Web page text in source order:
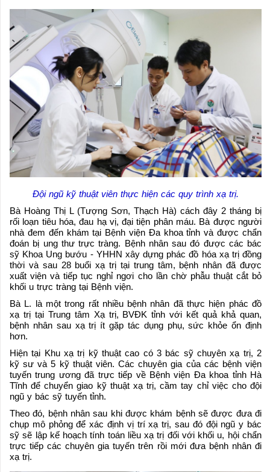
Đội ngũ kỹ thuật viên thực hiện các quy trình xạ trị.
Bà Hoàng Thị L (Tượng Sơn, Thạch Hà) cách đây 2 tháng bị
rối loạn tiêu hóa, đau hạ vị, đại tiện phân máu. Bà được người
nhà đem đến khám tại Bệnh viện Đa khoa tỉnh và được chẩn
đoán bị ung thư trực tràng. Bệnh nhân sau đó được các bác
sỹ Khoa Ung bướu - YHHN xây dựng phác đồ hóa xạ trị đồng
thời và sau 28 buổi xạ trị tại trung tâm, bệnh nhân đã được
xuất viện và tiếp tục nghỉ ngơi cho lần chờ phẫu thuật cắt bỏ
khối u trực tràng tại Bệnh viện.
Bà L. là một trong rất nhiều bệnh nhân đã thực hiện phác đồ
xạ trị tại Trung tâm Xạ trị, BVĐK tỉnh với kết quả khả quan,
bệnh nhân sau xạ trị ít gặp tác dụng phụ, sức khỏe ổn định
hơn.
Hiện tại Khu xạ trị kỹ thuật cao có 3 bác sỹ chuyên xạ trị, 2
kỹ sư và 5 kỹ thuật viên. Các chuyên gia của các bệnh viện
tuyến trung ương đã trực tiếp về Bệnh viện Đa khoa tỉnh Hà
Tĩnh để chuyển giao kỹ thuật xạ trị, cầm tay chỉ việc cho đội
ngũ y bác sỹ tuyến tỉnh.
Theo đó, bệnh nhân sau khi được khám bệnh sẽ được đưa đi
chụp mô phỏng để xác định vị trí xạ trị, sau đó đội ngũ y bác
sỹ sẽ lập kế hoạch tính toán liều xạ trị đối với khối u, hội chẩn
trực tiếp các chuyên gia tuyến trên rồi mới đưa bệnh nhân đi
xạ trị.